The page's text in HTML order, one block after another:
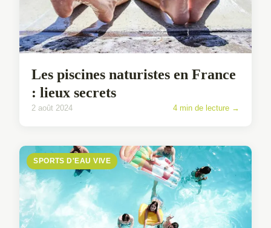
Les piscines naturistes en France
: lieux secrets
2 août 2024 4 min de lecture →
SPORTS D'EAU VIVE